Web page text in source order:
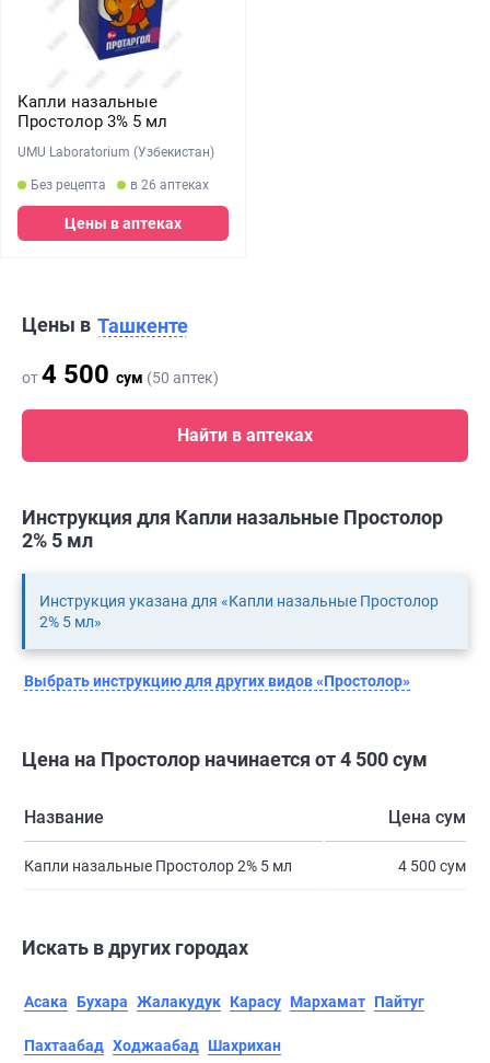
Капли назальные
Простолор 3% 5 мл
UMU Laboratorium (Узбекистан)
Без рецепта в 26 аптеках
Цены в аптеках
Цены в Ташкенте
от4 500 сум (50 аптек)
Найти в аптеках
Инструкция для Капли назальные Простолор
2% 5 мл
Инструкция указана для «Капли назальные Простолор
2% 5 мл»
Выбрать инструкцию для других видов «Простолор»
Цена на Простолор начинается от 4 500 сум
Название Цена сум
Капли назальные Простолор 2% 5 мл 4 500 сум
Искать в других городах
Асака Бухара Жалакудук Карасу Мархамат Пайтуг
Пахтаабад Ходжаабад Шахрихан